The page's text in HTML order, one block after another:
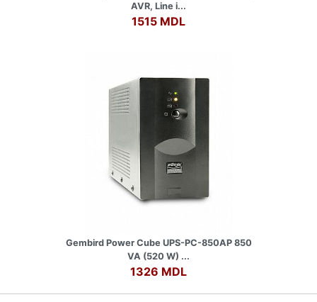
AVR, Line i...
1515 MDL
Gembird Power Cube UPS-PC-850AP 850
VA (520 W) ...
1326 MDL